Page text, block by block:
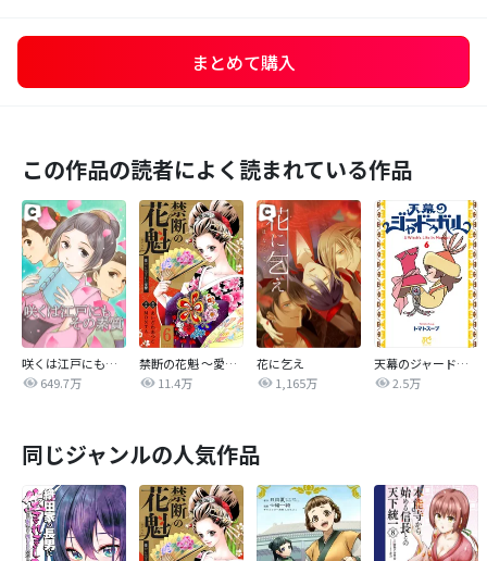
まとめて購入
この作品の読者によく読まれている作品
咲くは江戸にもその素質
649.7万
禁断の花魁 ～愛から生まれた復讐～
11.4万
花に乞え
1,165万
天幕のジャードゥーガル
2.5万
同じジャンルの人気作品